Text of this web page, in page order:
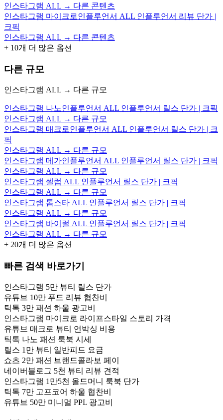
인스타그램 ALL → 다른 콘텐츠
인스타그램 마이크로인플루언서 ALL 인플루언서 리뷰 단가 |
크픽
인스타그램 ALL → 다른 콘텐츠
+ 10개 더 많은 옵션
다른 규모
인스타그램 ALL → 다른 규모
인스타그램 나노인플루언서 ALL 인플루언서 릴스 단가 | 크픽
인스타그램 ALL → 다른 규모
인스타그램 매크로인플루언서 ALL 인플루언서 릴스 단가 | 크
픽
인스타그램 ALL → 다른 규모
인스타그램 메가인플루언서 ALL 인플루언서 릴스 단가 | 크픽
인스타그램 ALL → 다른 규모
인스타그램 셀럽 ALL 인플루언서 릴스 단가 | 크픽
인스타그램 ALL → 다른 규모
인스타그램 톱스타 ALL 인플루언서 릴스 단가 | 크픽
인스타그램 ALL → 다른 규모
인스타그램 바이럴 ALL 인플루언서 릴스 단가 | 크픽
인스타그램 ALL → 다른 규모
+ 20개 더 많은 옵션
빠른 검색 바로가기
인스타그램 5만 뷰티 릴스 단가
유튜브 10만 푸드 리뷰 협찬비
틱톡 3만 패션 하울 광고비
인스타그램 마이크로 라이프스타일 스토리 가격
유튜브 매크로 뷰티 언박싱 비용
틱톡 나노 패션 룩북 시세
릴스 1만 뷰티 일반피드 요금
쇼츠 2만 패션 브랜드콜라보 페이
네이버블로그 5천 뷰티 리뷰 견적
인스타그램 1만5천 올드머니 룩북 단가
틱톡 7만 고프코어 하울 협찬비
유튜브 50만 미니멀 PPL 광고비